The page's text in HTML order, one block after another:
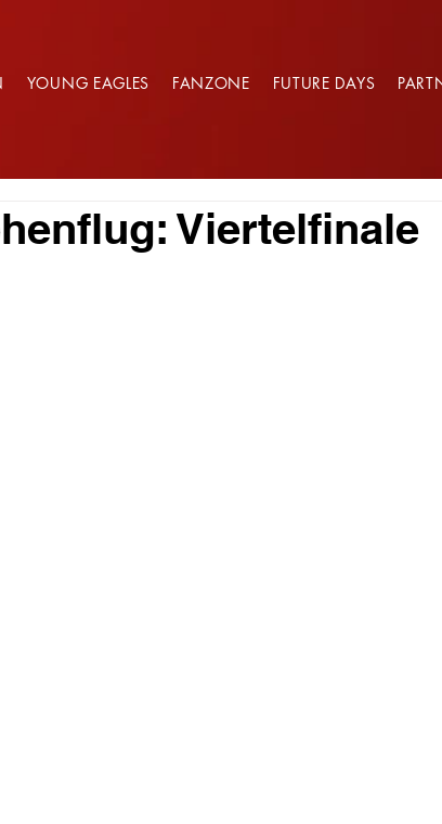
YOUNG EAGLES FANZONE FUTURE DAYS
Viertelfinale